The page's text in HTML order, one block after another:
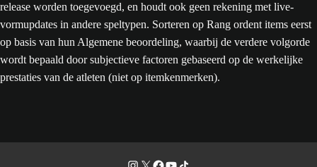
release worden toegevoegd, en houdt ook geen rekening met live-
vormupdates in andere speltypen. Sorteren op Rang ordent items eerst
op basis van hun Algemene beoordeling, waarbij de verdere volgorde
wordt bepaald door subjectieve factoren gebaseerd op de werkelijke
prestaties van de atleten (niet op itemkenmerken).